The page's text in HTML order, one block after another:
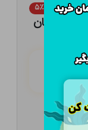
تومان ۵٪
تومان